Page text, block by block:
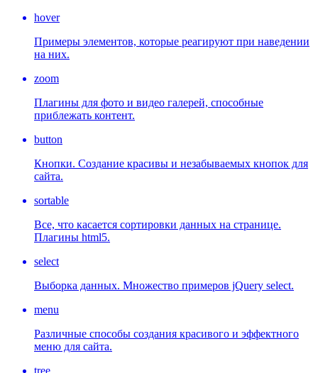
hover
Примеры элементов, которые реагируют при наведении
на них.
zoom
Плагины для фото и видео галерей, способные
приблежать контент.
button
Кнопки. Создание красивы и незабываемых кнопок для
сайта.
sortable
Все, что касается сортировки данных на странице.
Плагины html5.
select
Выборка данных. Множество примеров jQuery select.
menu
Различные способы создания красивого и эффектного
меню для сайта.
tree